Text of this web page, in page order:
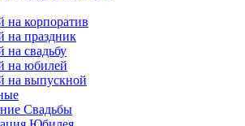
на корпоратив
на праздник
свадьбу
на юбилей
на выпускной
Свадьбы